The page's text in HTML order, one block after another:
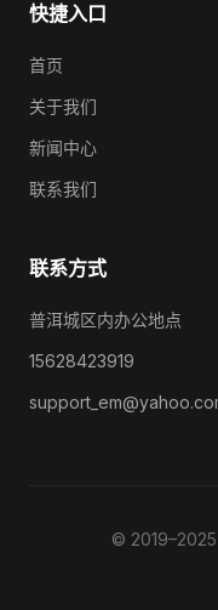
快捷入口
首页
关于我们
新闻中心
联系我们
联系方式
普洱城区内办公地点
15628423919
© 2019–2025